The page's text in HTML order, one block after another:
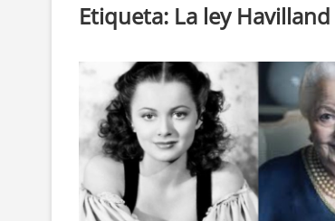
Etiqueta: La ley Havilland